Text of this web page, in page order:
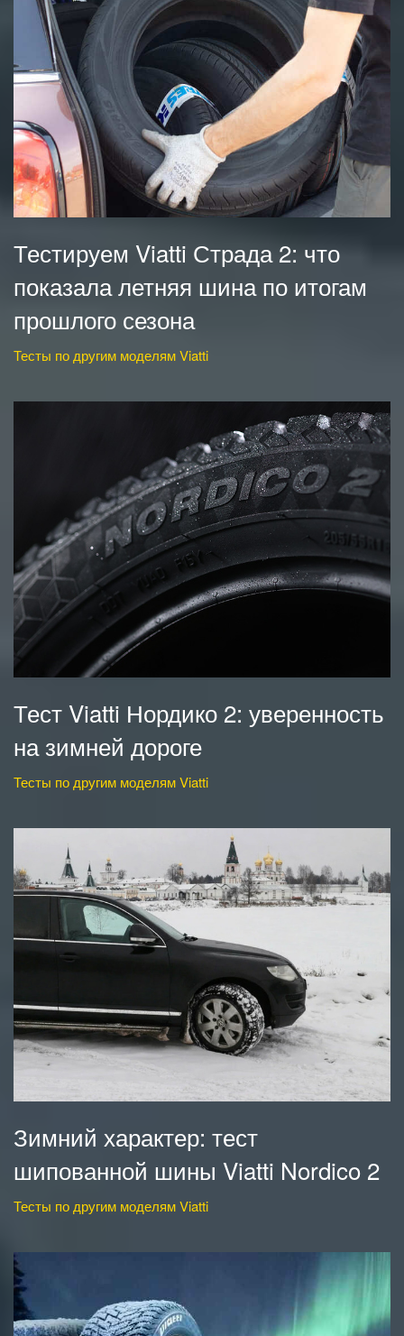
Тестируем Viatti Страда 2: что
показала летняя шина по итогам
прошлого сезона
Тесты по другим моделям Viatti
Тест Viatti Нордико 2: уверенность
на зимней дороге
Тесты по другим моделям Viatti
Зимний характер: тест
шипованной шины Viatti Nordico 2
Тесты по другим моделям Viatti